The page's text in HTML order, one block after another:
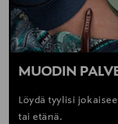
MUODIN
Löydä tyylisi
tai etänä.